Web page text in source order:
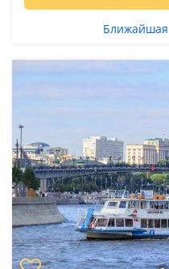
Ближайшая